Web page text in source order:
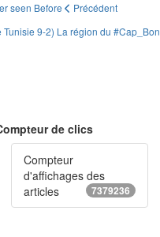
seen Before
Précédent
9-2) La région du
de clics
Compteur
d'affichages des
articles
7379236